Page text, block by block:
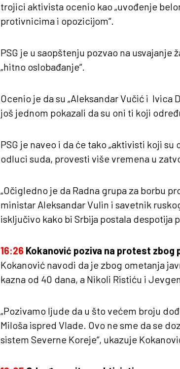
trojici aktivista ocenio kao „uvođenje
protivnicima i opozicijom“.
PSG je u saopštenju pozvao na
„hitno oslobađanje“.
Ocenio je da su „Aleksandar Vučić i
još jednom pokazali da su oni ti koji
PSG je naveo i da će tako „aktivisti koji
odluci suda, provesti više vremena u
„Očigledno je da Radna grupa za borbu
ministar Aleksandar Vulin i savetnik
isključivo kako bi Srbija postala despotija
16:26 Kokanović poziva na protest zbog
Kokanović navodi da je zbog ometanja
kazna od 40 dana, a Nikoli Ristiću i
„Pozivamo ljude da u što većem broju
Miloša ispred Vlade. Ovo ne sme da se
sistem Severne Koreje“, ukazuje